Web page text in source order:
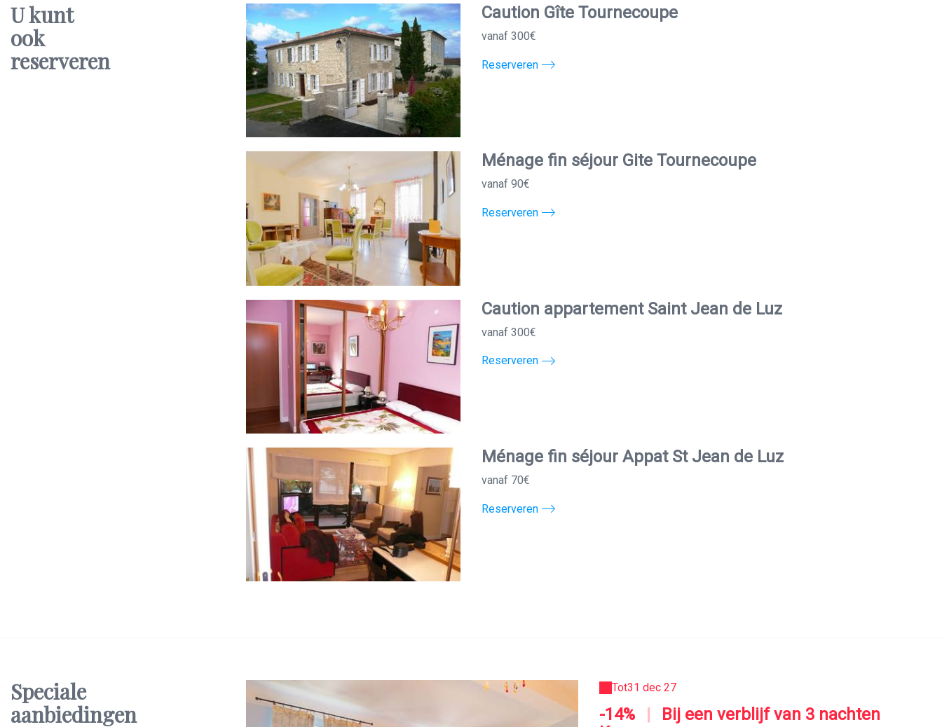
U kunt
ook
reserveren
Caution Gîte Tournecoupe
vanaf 300€
Reserveren
Ménage fin séjour Gite Tournecoupe
vanaf 90€
Reserveren
Caution appartement Saint Jean de Luz
vanaf 300€
Reserveren
Ménage fin séjour Appat St Jean de Luz
vanaf 70€
Reserveren
Speciale
aanbiedingen
4 nachten
Tot31 dec 27
-14%
Bij een verblijf van 3 nachten